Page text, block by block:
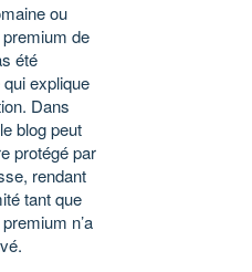
ou
premium de
été
explique
Dans
blog peut
protégé par
rendant
tant que
n’a